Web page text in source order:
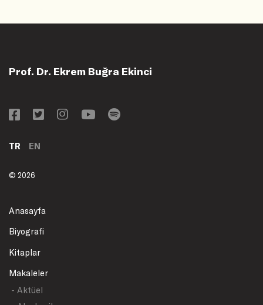
Prof. Dr. Ekrem Buğra Ekinci
TR EN
© 2026
Anasayfa
Biyografi
Kitaplar
Makaleler
- Aktüel